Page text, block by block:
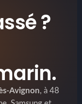
?
Avignon, à 48